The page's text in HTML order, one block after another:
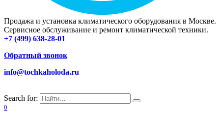
Продажа и установка климатического оборудования в Москве.
Сервисное обслуживание и ремонт климатической техники.
+7 (499) 638-28-01
Обратный звонок
info@tochkaholoda.ru
Search for:
0